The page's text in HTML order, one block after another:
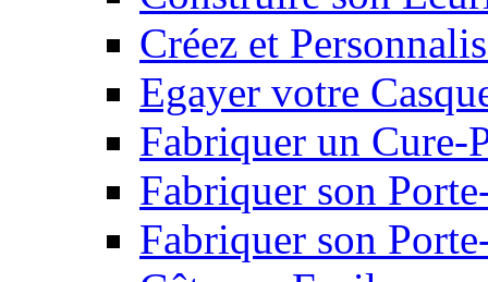
Créez et
Egayer votre
Fabriquer un Cure-
Fabriquer son
Fabriquer son